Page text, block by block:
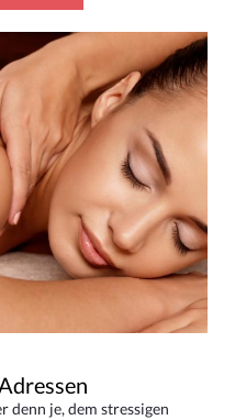
denn je, dem stressigen